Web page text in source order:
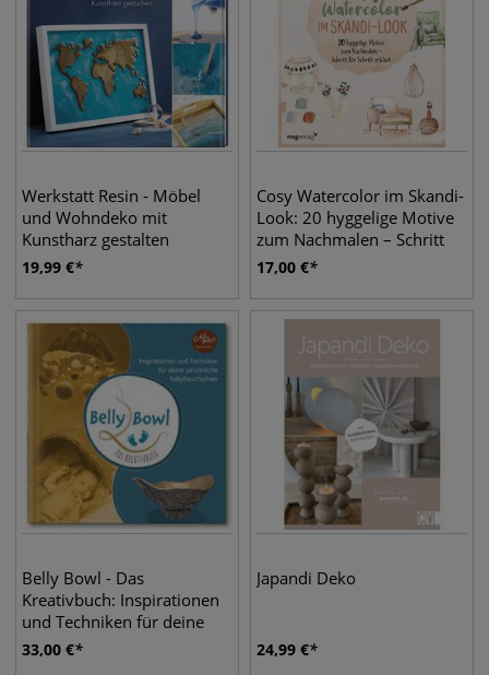
Werkstatt Resin - Möbel
und Wohndeko mit
Kunstharz gestalten
19,99 €
Cosy Watercolor im Skandi-
Look: 20 hyggelige Motive
zum Nachmalen – Schritt
für Schritt erklärt
17,00 €
Belly Bowl - Das
Kreativbuch: Inspirationen
und Techniken für deine
persönliche
33,00 €
Japandi Deko
24,99 €